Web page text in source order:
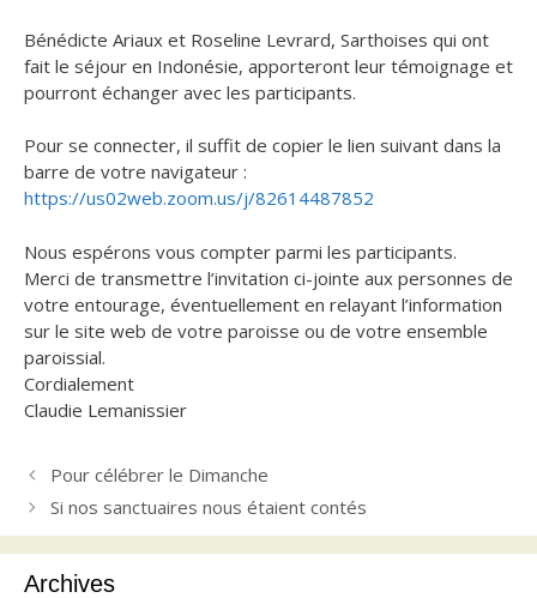
Bénédicte Ariaux et Roseline Levrard, Sarthoises qui ont
fait le séjour en Indonésie, apporteront leur témoignage et
pourront échanger avec les participants.
Pour se connecter, il suffit de copier le lien suivant dans la
barre de votre navigateur :
https://us02web.zoom.us/j/82614487852
Nous espérons vous compter parmi les participants.
Merci de transmettre l’invitation ci-jointe aux personnes de
votre entourage, éventuellement en relayant l’information
sur le site web de votre paroisse ou de votre ensemble
paroissial.
Cordialement
Claudie Lemanissier
Pour célébrer le Dimanche
Si nos sanctuaires nous étaient contés
Archives